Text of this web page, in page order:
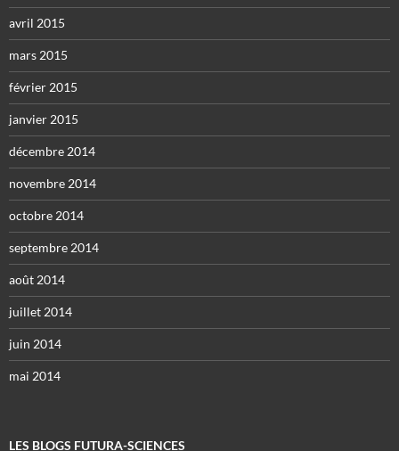
avril 2015
mars 2015
février 2015
janvier 2015
décembre 2014
novembre 2014
octobre 2014
septembre 2014
août 2014
juillet 2014
juin 2014
mai 2014
LES BLOGS FUTURA-SCIENCES